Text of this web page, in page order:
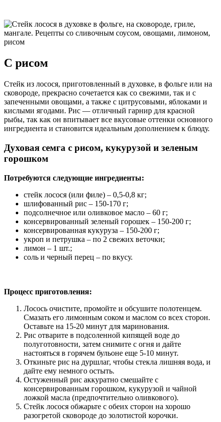
С рисом
Стейк из лосося, приготовленный в духовке, в фольге или на
сковороде, прекрасно сочетается как со свежими, так и с
запеченными овощами, а также с цитрусовыми, яблоками и
кислыми ягодами. Рис — отличный гарнир для красной
рыбы, так как он впитывает все вкусовые оттенки основного
ингредиента и становится идеальным дополнением к блюду.
Духовая семга с рисом, кукурузой и зеленым
горошком
Потребуются следующие ингредиенты:
стейк лосося (или филе) – 0,5-0,8 кг;
шлифованный рис – 150-170 г;
подсолнечное или оливковое масло – 60 г;
консервированный зеленый горошек – 150-200 г;
консервированная кукуруза – 150-200 г;
укроп и петрушка – по 2 свежих веточки;
лимон – 1 шт.;
соль и черный перец – по вкусу.
Процесс приготовления:
Лосось очистите, промойте и обсушите полотенцем.
Смазать его лимонным соком и маслом со всех сторон.
Оставьте на 15-20 минут для маринования.
Рис отварите в подсоленной кипящей воде до
полуготовности, затем снимите с огня и дайте
настояться в горячем бульоне еще 5-10 минут.
Откиньте рис на дуршлаг, чтобы стекла лишняя вода, и
дайте ему немного остыть.
Остуженный рис аккуратно смешайте с
консервированным горошком, кукурузой и чайной
ложкой масла (предпочтительно оливкового).
Стейк лосося обжарьте с обеих сторон на хорошо
разогретой сковороде до золотистой корочки.